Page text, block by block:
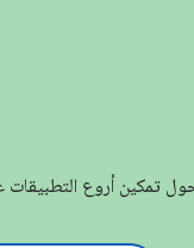
تمكين أروع التطبيقات